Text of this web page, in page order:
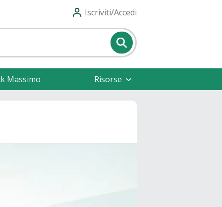
Iscriviti/Accedi
Massimo Risorse